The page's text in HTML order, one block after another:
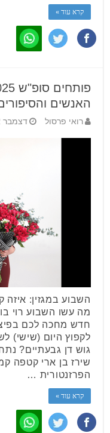
קרא עוד »
האנשים
רואי פרסול דצמבר 12, 2025
השבוע במגזין:
מה עשו השבוע רוי
חדש מחכה לכם
לקפוץ היום (שישי)
גוש דן גבעתיים?
שירז בן ארי קטפה
הפרזנטורית …
קרא עוד »